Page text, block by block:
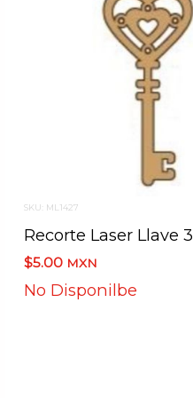
SKU: ML1427
Recorte Laser Llave 3
$5.00 MXN
No Disponilbe